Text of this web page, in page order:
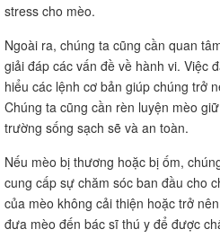
stress cho mèo.
Ngoài ra, chúng ta cũng cần quan
giải đáp các vấn đề về hành vi. Việc
hiểu các lệnh cơ bản giúp chúng trở
Chúng ta cũng cần rèn luyện mèo
trường sống sạch sẽ và an toàn.
Nếu mèo bị thương hoặc bị ốm,
cung cấp sự chăm sóc ban đầu cho
của mèo không cải thiện hoặc trở
đưa mèo đến bác sĩ thú y để được